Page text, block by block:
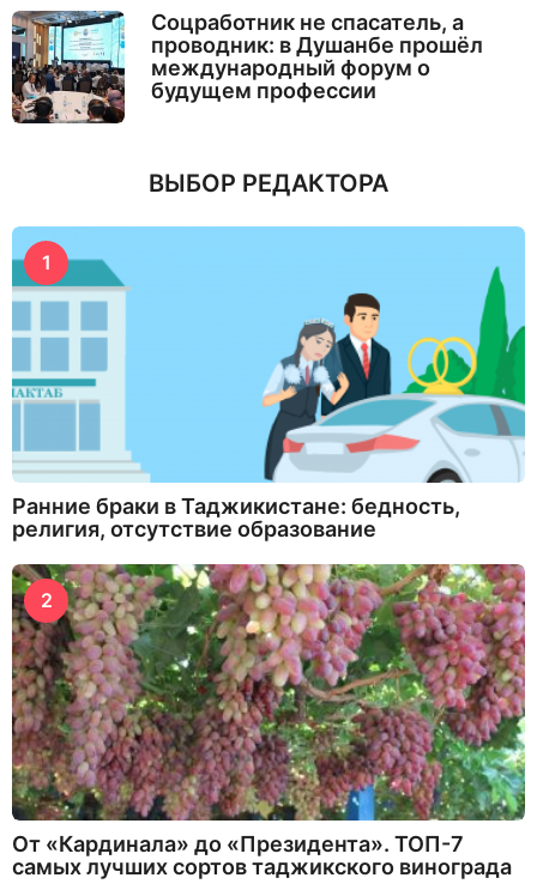
Соцработник не спасатель, а
проводник: в Душанбе прошёл
международный форум о
будущем профессии
ВЫБОР РЕДАКТОРА
1
Ранние браки в Таджикистане: бедность,
религия, отсутствие образование
2
От «Кардинала» до «Президента». ТОП-7
самых лучших сортов таджикского винограда